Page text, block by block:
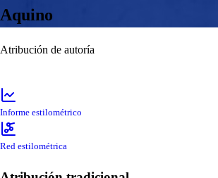
Aquino
Atribución de autoría
Informe estilométrico
Red estilométrica